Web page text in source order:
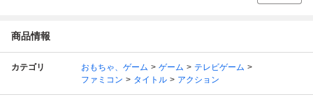
商品情報
カテゴリ おもちゃ、ゲーム ゲーム
テレビゲーム
ファミコン
タイトル アクション